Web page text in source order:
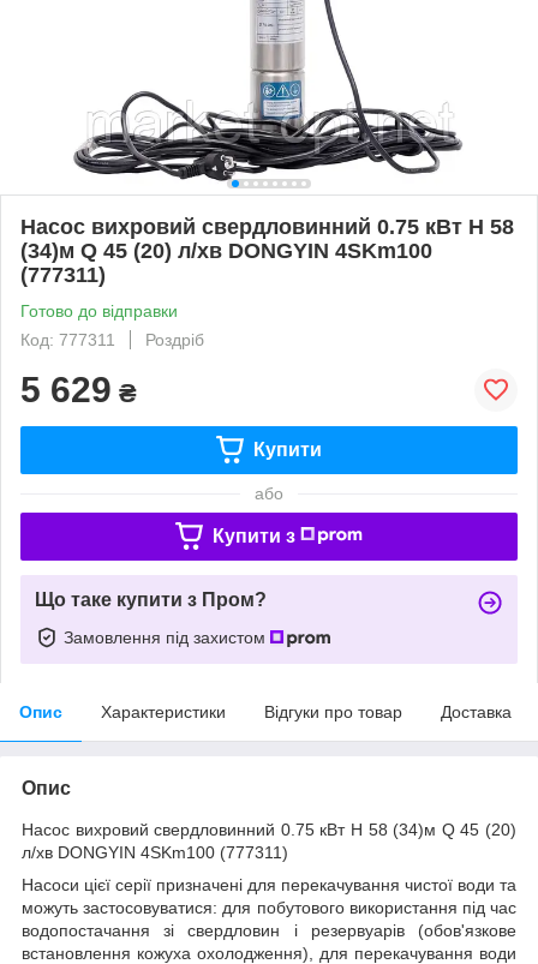
Насос вихровий свердловинний 0.75 кВт H 58
(34)м Q 45 (20) л/хв DONGYIN 4SKm100
(777311)
Готово до відправки
Код: 777311
Роздріб
5 629 ₴
Купити
або
Купити з
Що таке купити з Пром?
Замовлення під захистом
Опис Характеристики Відгуки про товар Доставка
Опис
Насос вихровий свердловинний 0.75 кВт H 58 (34)м Q 45 (20)
л/хв DONGYIN 4SKm100 (777311)
Насоси цієї серії призначені для перекачування чистої води та
можуть застосовуватися: для побутового використання під час
водопостачання зі свердловин і резервуарів (обов'язкове
встановлення кожуха охолодження), для перекачування води